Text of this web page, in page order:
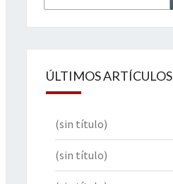
por:
ÚLTIMOS ARTÍCULOS
(sin título)
(sin título)